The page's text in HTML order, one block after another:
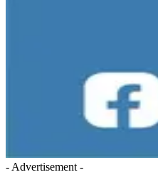
- Advertisement -